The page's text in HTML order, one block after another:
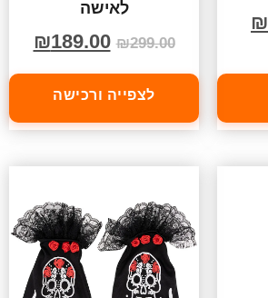
₪
לאישה
₪299.00
₪189.00
לצפייה ורכישה